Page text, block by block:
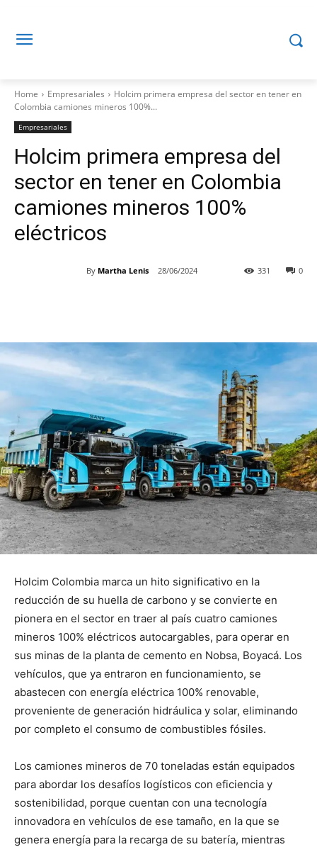
Home Empresariales
Holcim primera empresa del sector en tener en
Colombia camiones mineros 100%...
Empresariales
Holcim primera empresa del
sector en tener en Colombia
camiones mineros 100%
eléctricos
By Martha Lenis 28/06/2024 0
331
Holcim Colombia marca un hito significativo en la
reducción de su huella de carbono y se convierte en
pionera en el sector en traer al país cuatro camiones
mineros 100% eléctricos autocargables, para operar en
sus minas de la planta de cemento en Nobsa, Boyacá. Los
vehículos, que ya entraron en funcionamiento, se
abastecen con energía eléctrica 100% renovable,
proveniente de generación hidráulica y solar, eliminando
por completo el consumo de combustibles fósiles.
Los camiones mineros de 70 toneladas están equipados
para abordar los desafíos logísticos con eficiencia y
sostenibilidad, porque cuentan con una tecnología
innovadora en vehículos de ese tamaño, en la que se
genera energía para la recarga de su batería, mientras